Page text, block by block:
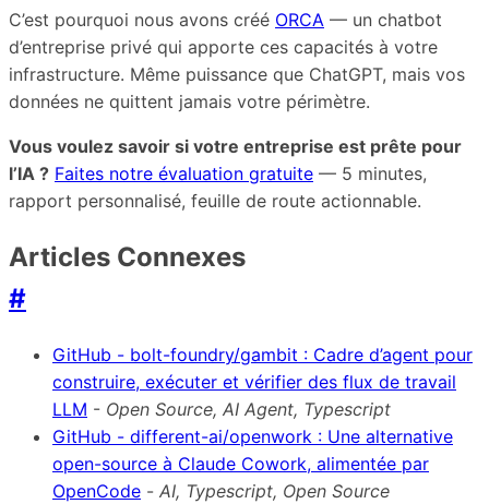
C’est pourquoi nous avons créé ORCA — un chatbot
d’entreprise privé qui apporte ces capacités à votre
infrastructure. Même puissance que ChatGPT, mais vos
données ne quittent jamais votre périmètre.
Vous voulez savoir si votre entreprise est prête pour
l’IA ? Faites notre évaluation gratuite — 5 minutes,
rapport personnalisé, feuille de route actionnable.
Articles Connexes
#
GitHub - bolt-foundry/gambit : Cadre d’agent pour
construire, exécuter et vérifier des flux de travail
LLM - Open Source, AI Agent, Typescript
GitHub - different-ai/openwork : Une alternative
open-source à Claude Cowork, alimentée par
OpenCode - AI, Typescript, Open Source